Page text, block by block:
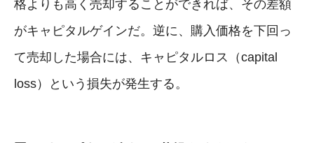
格よりも高く売却することができれば、その差額
がキャピタルゲインだ。逆に、購入価格を下回っ
て売却した場合には、キャピタルロス（capital
loss）という損失が発生する。